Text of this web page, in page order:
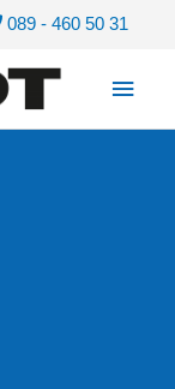
089 - 460 50 31